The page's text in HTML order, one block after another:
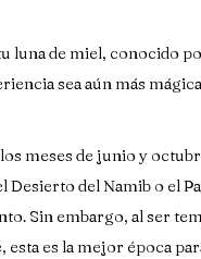
luna de miel, conocido
sea aún más
meses de junio y
del Namib o el
Sin embargo, al ser
esta es la mejor época